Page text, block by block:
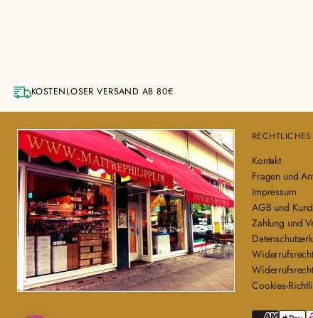
KOSTENLOSER VERSAND AB 80€
RECHTLICHES
Kontakt
Fragen und
Impressum
AGB und
Zahlung und
Cookies-